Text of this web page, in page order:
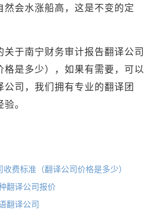
然会水涨船高，这是不变的定
关于南宁财务审计报告翻译公司
格是多少），如果有需要，可以
司，我们拥有专业的翻译团
。
费标准（翻译公司价格是多少）
翻译公司报价
翻译公司